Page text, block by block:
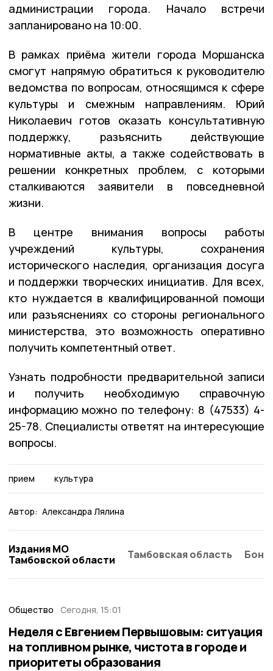
администрации города. Начало встречи
запланировано на 10:00.
В рамках приёма жители города Моршанска
смогут напрямую обратиться к руководителю
ведомства по вопросам, относящимся к сфере
культуры и смежным направлениям. Юрий
Николаевич готов оказать консультативную
поддержку, разъяснить действующие
нормативные акты, а также содействовать в
решении конкретных проблем, с которыми
сталкиваются заявители в повседневной
жизни.
В центре внимания вопросы работы
учреждений культуры, сохранения
исторического наследия, организация досуга
и поддержки творческих инициатив. Для всех,
кто нуждается в квалифицированной помощи
или разъяснениях со стороны регионального
министерства, это возможность оперативно
получить компетентный ответ.
Узнать подробности предварительной записи
и получить необходимую справочную
информацию можно по телефону: 8 (47533) 4-
25-78. Специалисты ответят на интересующие
вопросы.
прием культура
Автор: Александра Лялина
Издания МО
Тамбовской области
Тамбовская область
Общество Сегодня, 15:01
Неделя с Евгением Первышовым: ситуация
на топливном рынке, чистота в городе и
приоритеты образования